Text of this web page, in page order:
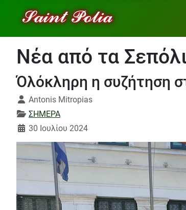
Νέα από τα
Όλόκληρη η συζήτηση
Λεπτομέρειες
Antonis Mitropias
ΣΗΜΕΡΑ
30 Ιουλίου 2024